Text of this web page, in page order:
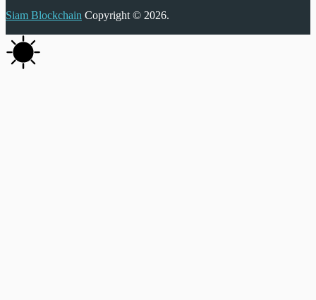
Siam Blockchain Copyright © 2026.